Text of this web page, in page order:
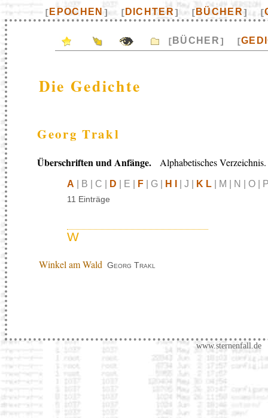
[ EPOCHEN ] [ DICHTER] [ BÜCHER] [
[ BÜCHER] [
Die Gedichte
Georg Trakl
Überschriften und Anfänge. Alphabetisches Verzeichnis.
A | B | C | D | E | F | G | H I | J | K L | M | N | O |
11 Einträge
W
Winkel am Wald Georg Trakl
www.sternenfall.de